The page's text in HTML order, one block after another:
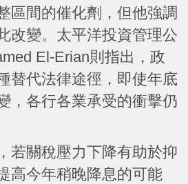
區間的催化劑，但他強調
改變。太平洋投資管理公
El-Erian則指出，政
替代法律途徑，即使年底
，各行各業承受的衝擊仍
若關稅壓力下降有助於抑
高今年稍晚降息的可能